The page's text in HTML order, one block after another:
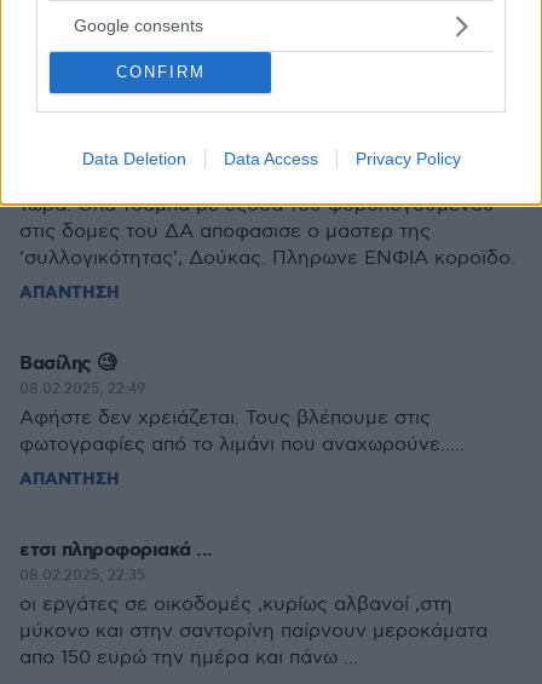
Google consents
CONFIRM
Data Deletion Data Access Privacy Policy
Ξεφτιλα
ΑΠΑΝΤΗΣΗ
09.02.2025, 08:12
τωρα. Ολα τσαμπα με εξοδα του φορολογουμενου
στις δομες του ΔΑ αποφασισε ο μαστερ της
'συλλογικότητας', Δούκας. Πληρωνε ΕΝΦΙΑ κοροϊδο.
ΑΠΑΝΤΗΣΗ
Βασίλης 🧐
08.02.2025, 22:49
Αφήστε δεν χρειάζεται. Τους βλέπουμε στις
φωτογραφίες από το λιμάνι που αναχωρούνε.....
ΑΠΑΝΤΗΣΗ
ετσι πληροφοριακά ...
08.02.2025, 22:35
οι εργάτες σε οικοδομές ,κυρίως αλβανοί ,στη
μύκονο και στην σαντορίνη παίρνουν μεροκάματα
απο 150 ευρώ την ημέρα και πάνω ...